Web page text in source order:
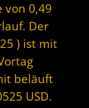
von 0,49
Der
) ist mit
beläuft
USD.